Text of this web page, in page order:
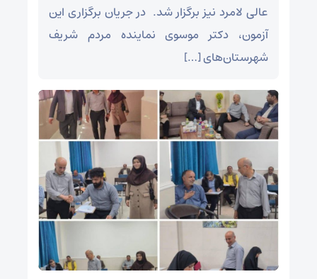
عالی لامرد نیز برگزار شد. ‌ در جریان برگزاری این
آزمون، دکتر موسوی نماینده مردم شریف
شهرستان‌های […]